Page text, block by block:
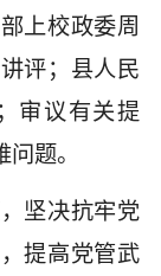
上校政委周
评；县人民
审议有关提
题。
坚决抗牢党
提高党管武